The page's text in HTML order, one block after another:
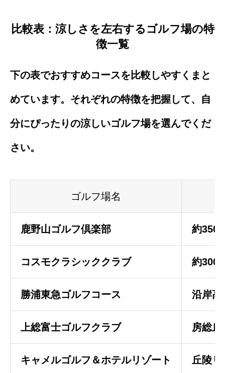
比較表：涼しさを左右するゴルフ場の特
徴一覧
下の表でおすすめコースを比較しやすくまと
めています。それぞれの特徴を把握して、自
分にぴったりの涼しいゴルフ場を選んでくだ
さい。
ゴルフ場名
鹿野山ゴルフ倶楽部 約350
コスモクラシッククラブ 約300
勝浦東急ゴルフコース 沿岸高
上総富士ゴルフクラブ 房総
キャメルゴルフ＆ホテルリゾート 丘陵